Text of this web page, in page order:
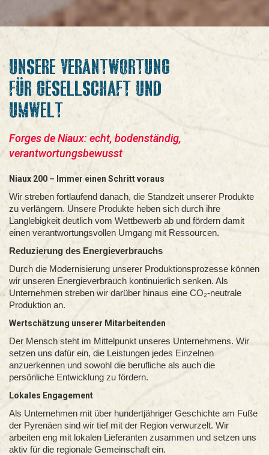
UNSERE VERANTWORTUNG
FÜR GESELLSCHAFT UND
UMWELT
Forges de Niaux: echt, bodenständig,
verantwortungsbewusst
Niaux 200 – Immer einen Schritt voraus
Wir streben fortlaufend danach, die Standzeit unserer Produkte
zu verlängern. Unsere Produkte heben sich durch ihre
Langlebigkeit deutlich vom Wettbewerb ab und fördern damit
einen verantwortungsvollen Umgang mit Ressourcen.
Reduzierung des Energieverbrauchs
Durch die Modernisierung unserer Produktionsprozesse können
wir unseren Energieverbrauch kontinuierlich senken. Als
Unternehmen streben wir darüber hinaus eine CO₂-neutrale
Produktion an.
Wertschätzung unserer Mitarbeitenden
Der Mensch steht im Mittelpunkt unseres Unternehmens. Wir
setzen uns dafür ein, die Leistungen jedes Einzelnen
anzuerkennen und sowohl die berufliche als auch die
persönliche Entwicklung zu fördern.
Lokales Engagement
Als Unternehmen mit über hundertjähriger Geschichte am Fuße
der Pyrenäen sind wir tief mit der Region verwurzelt. Wir
arbeiten eng mit lokalen Lieferanten zusammen und setzen uns
aktiv für die regionale Gemeinschaft ein.